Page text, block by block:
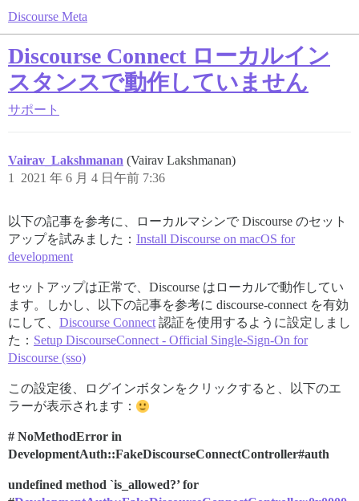
Discourse Meta
Discourse Connect ローカルイン
スタンスで動作していません
サポート
Vairav_Lakshmanan (Vairav Lakshmanan)
2021 年 6 月 4 日午前 7:36
1
以下の記事を参考に、ローカルマシンで Discourse のセット
アップを試みました： Install Discourse on macOS for
development
セットアップは正常で、Discourse はローカルで動作してい
ます。しかし、以下の記事を参考に discourse-connect を有効
にして、 Discourse Connect 認証を使用するように設定しまし
た： Setup DiscourseConnect - Official Single-Sign-On for
Discourse (sso)
この設定後、ログインボタンをクリックすると、以下のエ
ラーが表示されます：
# NoMethodError in
DevelopmentAuth::FakeDiscourseConnectController#auth
undefined method `is_allowed?’ for